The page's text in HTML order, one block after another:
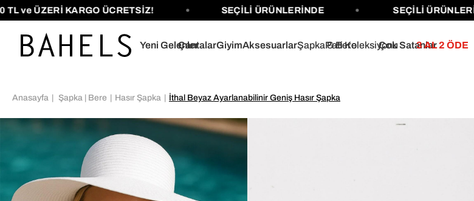
ÜZERİ KARGO ÜCRETSİZ! SEÇİLİ ÜRÜNLERİNDE SEÇİLİ
Yeni Gelenler
ÇantalarGiyimAksesuarlarŞapka & BerePati KoleksiyonuÇok Satanlar3 AL 2 ÖDE
Anasayfa Şapka | Bere Hasır Şapka İthal Beyaz Ayarlanabilinir Geniş Hasır Şapka